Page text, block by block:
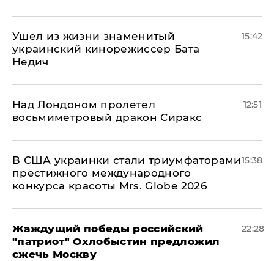
Ушел из жизни знаменитый
украинский кинорежиссер Бата
Недич
15:42
Над Лондоном пролетел
восьмиметровый дракон Сиракс
12:51
В США украинки стали триумфаторами
престижного международного
конкурса красоты Mrs. Globe 2026
15:38
Жаждущий победы российский
"патриот" Охлобыстин предложил
сжечь Москву
22:28